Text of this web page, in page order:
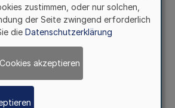
zustimmen, oder nur solchen,
der Seite zwingend erforderlich
die Datenschutzerklärung
akzeptieren